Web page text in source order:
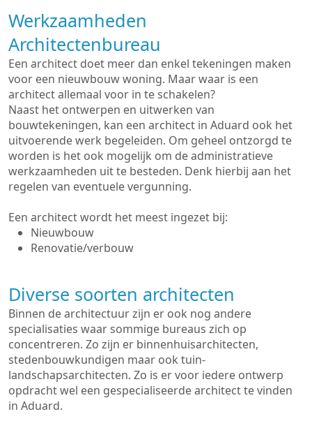
Werkzaamheden
Architectenbureau
Een architect doet meer dan enkel tekeningen maken
voor een nieuwbouw woning. Maar waar is een
architect allemaal voor in te schakelen?
Naast het ontwerpen en uitwerken van
bouwtekeningen, kan een architect in Aduard ook het
uitvoerende werk begeleiden. Om geheel ontzorgd te
worden is het ook mogelijk om de administratieve
werkzaamheden uit te besteden. Denk hierbij aan het
regelen van eventuele vergunning.
Een architect wordt het meest ingezet bij:
Nieuwbouw
Renovatie/verbouw
Diverse soorten architecten
Binnen de architectuur zijn er ook nog andere
specialisaties waar sommige bureaus zich op
concentreren. Zo zijn er binnenhuisarchitecten,
stedenbouwkundigen maar ook tuin-
landschapsarchitecten. Zo is er voor iedere ontwerp
opdracht wel een gespecialiseerde architect te vinden
in Aduard.